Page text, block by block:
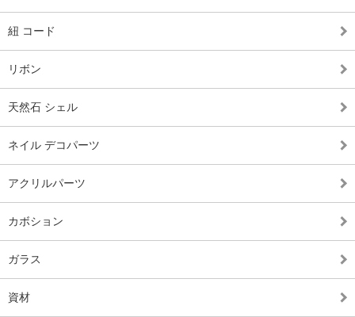
紐 コード
リボン
天然石 シェル
ネイル デコパーツ
アクリルパーツ
カボション
ガラス
資材